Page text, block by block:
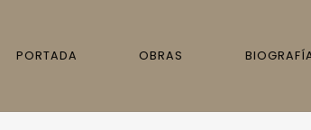
PORTADA OBRAS